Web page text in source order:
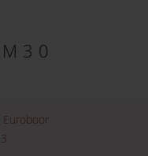
Euroboor